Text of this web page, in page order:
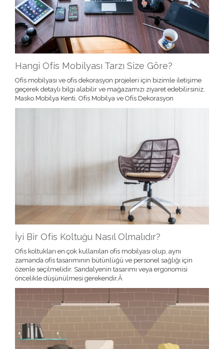
Hangi Ofis Mobilyası Tarzı Size Göre?
Ofis mobilyası ve ofis dekorasyon projeleri için bizimle iletişime
geçerek detaylı bilgi alabilir ve mağazamızı ziyaret edebilirsiniz.
Masko Mobilya Kenti, Ofis Mobilya ve Ofis Dekorasyon
İyi Bir Ofis Koltuğu Nasıl Olmalıdır?
Ofis koltukları en çok kullanılan ofis mobilyası olup, aynı
zamanda ofis tasarımının bütünlüğü ve personel sağlığı için
özenle seçilmelidir. Sandalyenin tasarımı veya ergonomisi
öncelikle düşünülmesi gerekendir.Â